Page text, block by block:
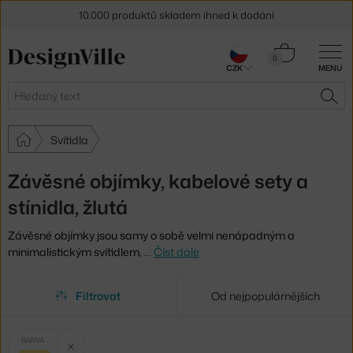
MENU
Hledat
0
Košík
Svítidla
Závěsné objímky, kabelové sety a
stínidla, žlutá
Závěsné objímky jsou samy o sobě velmi nenápadným a
minimalistickým svítidlem, … Číst dále
Filtrovat Od nejpopulárnějších
Vybrané
BARVA
10.000 produktů skladem ihned k dodání
Sleva 5 % pro odběratele
CZK